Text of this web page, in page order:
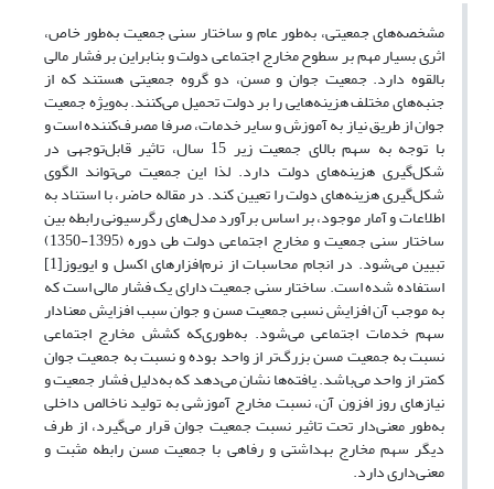
مشخصه‌های جمعیتی، به‌طور عام و ساختار سنی جمعیت به‌طور خاص،
اثری بسیار مهم بر سطوح مخارج اجتماعی دولت و بنابراین بر فشار مالی
بالقوه دارد. جمعیت جوان و مسن، دو گروه جمعیتی هستند که از
جنبه‌های مختلف هزینه‌هایی را بر دولت تحمیل می‌کنند. به‌ویژه جمعیت
جوان از طریق نیاز به آموزش و سایر خدمات، صرفا مصرف‌کننده است و
با توجه به سهم بالای جمعیت زیر 15 سال، تاثیر قابل‌توجهی در
شکل‌گیری هزینه‌های دولت دارد. لذا این جمعیت می‌تواند الگوی
شکل‌گیری هزینه‌های دولت را تعیین کند. در مقاله حاضر، با استناد به
اطلاعات و آمار موجود، بر اساس برآورد مدل‌های رگرسیونی رابطه بین
ساختار سنی جمعیت و مخارج اجتماعی دولت طی دوره (1395-1350)
تبیین می‌شود. در انجام محاسبات از نرم‌افزارهای اکسل و ایویوز[1]
استفاده شده است. ساختار سنی جمعیت دارای یک فشار مالی است که
به موجب آن افزایش نسبی جمعیت مسن و جوان سبب افزایش معنادار
سهم خدمات اجتماعی می‌شود. به‌طوری‌که کشش مخارج اجتماعی
نسبت به جمعیت مسن بزرگ‌تر از واحد بوده و نسبت به جمعیت جوان
کمتر از واحد می‌باشد. یافته‌ها نشان می‌دهد که به‌دلیل فشار جمعیت و
نیازهای روز افزون آن، نسبت مخارج آموزشی به تولید ناخالص داخلی
به‌طور معنی‌دار تحت تاثیر نسبت جمعیت جوان قرار می‌گیرد، از طرف
دیگر سهم مخارج بهداشتی و رفاهی با جمعیت مسن رابطه مثبت و
معنی‌داری دارد.